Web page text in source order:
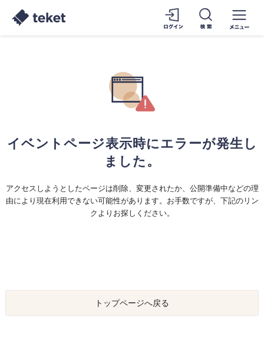
イベントページ表示時にエラーが発生し
ました。
アクセスしようとしたページは削除、変更されたか、公開準備中などの理
由により現在利用できない可能性があります。お手数ですが、下記のリン
クよりお探しください。
トップページへ戻る